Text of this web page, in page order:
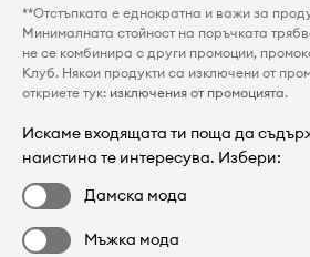
**Отстъпката е еднократна и важи за
Минималната стойност на поръчката
не се комбинира с други промоции,
Клуб. Някои продукти са изключени от
откриете тук: изключения от промоцията.
Искаме входящата ти поща да
наистина те интересува. Избери:
Дамска мода
Мъжка мода